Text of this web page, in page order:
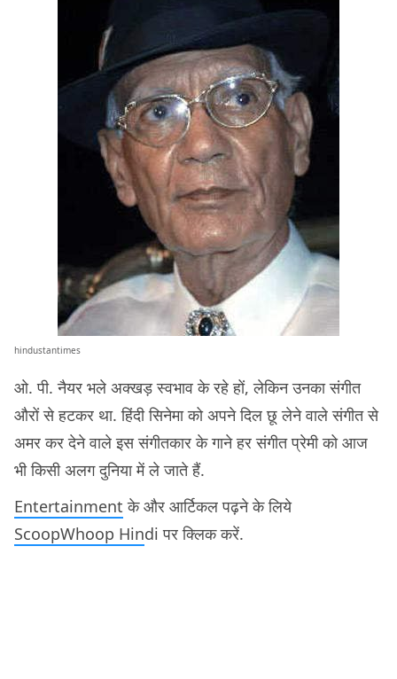
hindustantimes
ओ. पी. नैयर भले अक्खड़ स्वभाव के रहे हों, लेकिन उनका संगीत
औरों से हटकर था. हिंदी सिनेमा को अपने दिल छू लेने वाले संगीत से
अमर कर देने वाले इस संगीतकार के गाने हर संगीत प्रेमी को आज
भी किसी अलग दुनिया में ले जाते हैं.
Entertainment के और आर्टिकल पढ़ने के लिये
ScoopWhoop Hindi पर क्लिक करें.